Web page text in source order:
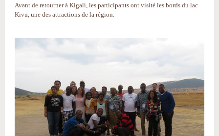
Avant de retourner à Kigali, les participants ont visité les bords du lac
Kivu, une des attractions de la région.